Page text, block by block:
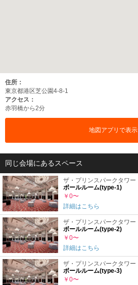
住所：
東京都港区芝公園4-8-1
アクセス：
赤羽橋から2分
地図アプリで表示
同じ会場にあるスペース
ザ・プリンスパークタワー
ボールルーム(type-1)
￥0〜
詳細はこちら
ザ・プリンスパークタワー
ボールルーム(type-2)
￥0〜
詳細はこちら
ザ・プリンスパークタワー
ボールルーム(type-3)
￥0〜